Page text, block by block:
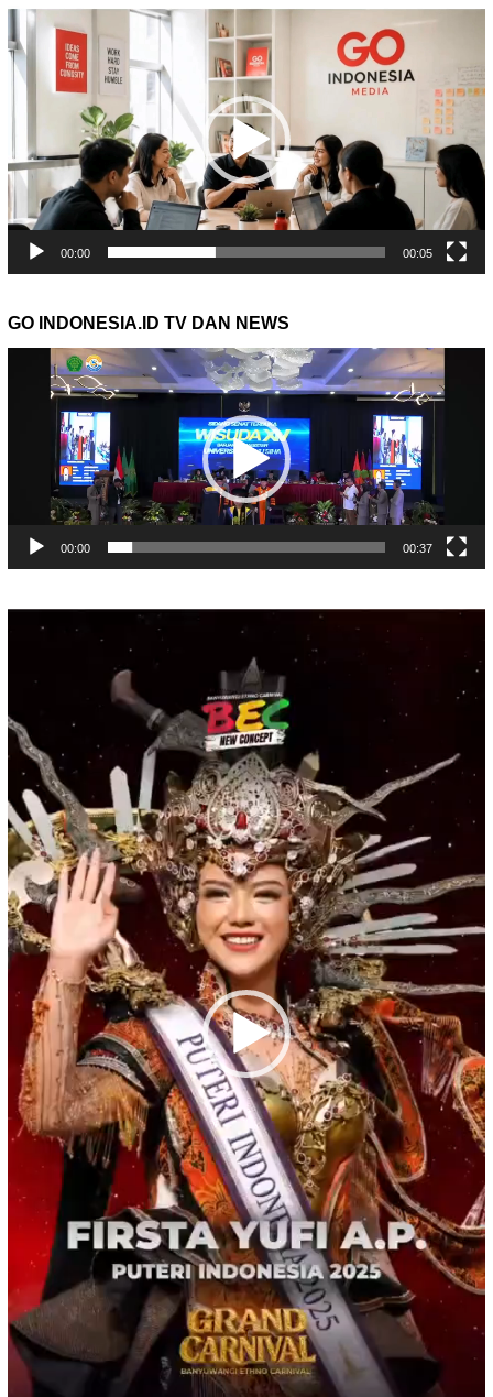
Pemutar
Video
00:00 00:05
GO INDONESIA.ID TV DAN NEWS
Pemutar
00:00 00:37